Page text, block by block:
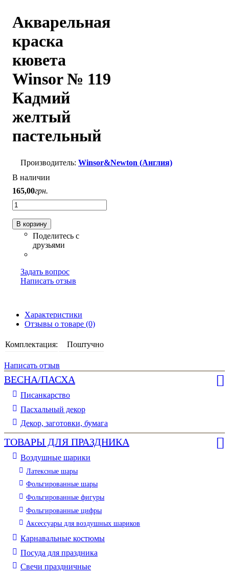
Акварельная
краска
кювета
Winsor № 119
Кадмий
желтый
пастельный
Winsor&Newton (Англия)
В наличии
165,00грн.
В корзину
Задать вопрос
Написать отзыв
Характеристики
Отзывы о товаре (0)
Комплектация: Поштучно
Написать отзыв
ВЕСНА/ПАСХА
Писанкарство
Пасхальный декор
Декор, заготовки, бумага
ТОВАРЫ ДЛЯ ПРАЗДНИКА
Воздушные шарики
Латексные шары
Фольгированные шары
Фольгированные фигуры
Фольгированные цифры
Аксессуары для воздушных шариков
Карнавальные костюмы
Посуда для праздника
Свечи праздничные